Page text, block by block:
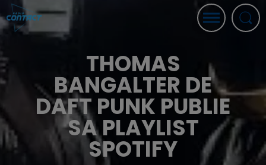
THOMAS
BANGALTER DE
DAFT PUNK PUBLIE
SA PLAYLIST
SPOTIFY